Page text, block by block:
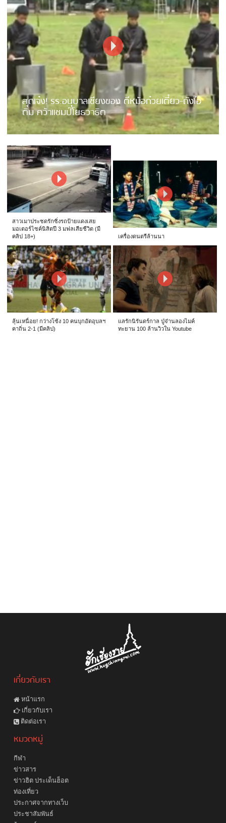
สุดเจ๋ง! รร.อนุบาลเชียงของ ตีหม้อก๋วยเตี๋ยว-ถังไอ
ติม คว้าแชมป์โยธวาธิต
สาวเมาประชดรักซิ่งรถป้ายแดงเสย
มอเตอร์ไซค์นิสิตปี 3 มฟลเสียชีวิต (มี
คลิป 18+)
เครื่องดนตรีล้านนา
ลุ้นเหนื่อย! กว่างโซ้ง 10 คนบุกอัดอุบลฯ
คาถิ่น 2-1 (มีคลิป)
แลรักนิรันดร์กาล ปู่จ๋านลองไมค์
ทะยาน 100 ล้านวิวใน Youtube
เกี่ยวกับเรา
หน้าแรก
เกี่ยวกับเรา
ติดต่อเรา
หมวดหมู่
กีฬา
ข่าวสาร
ข่าวฮิต ประเด็นฮ็อต
ท่องเที่ยว
ประกาศจากทางเว็บ
ประชาสัมพันธ์